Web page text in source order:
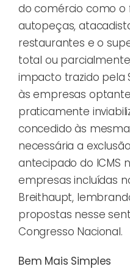
do comércio como o
autopeças,
restaurantes e o
total ou
impacto trazido pela
às empresas
praticamente
concedido às
necessária a
antecipado do ICMS
empresas incluídas
Breithaupt,
propostas nesse
Congresso Nacional.
Bem Mais Simples